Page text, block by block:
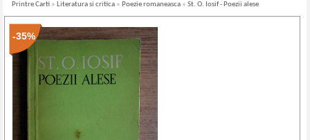
Printre Carti » Literatura si critica » Poezie romaneasca »St. O. Iosif - Poezii alese
-35%